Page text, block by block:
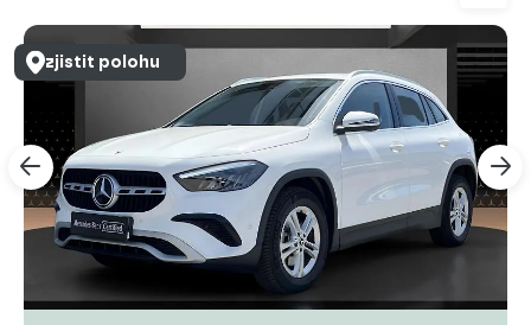
zjistit polohu